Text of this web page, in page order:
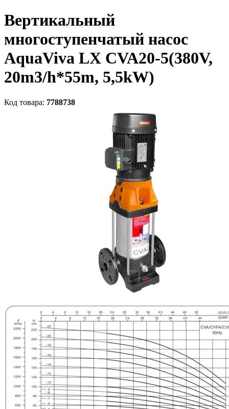
Вертикальный
многоступенчатый насос
AquaViva LX CVA20-5(380V,
20m3/h*55m, 5,5kW)
Код товара: 7788738